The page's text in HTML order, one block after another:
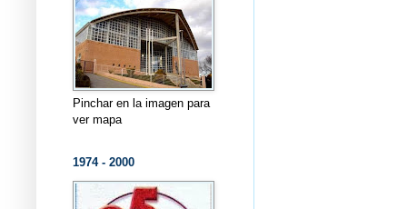
Pinchar en la imagen para
ver mapa
1974 - 2000